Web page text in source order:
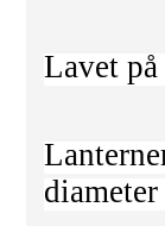
Lavet